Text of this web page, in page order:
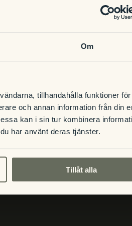
Om
tillhandahålla funktioner för
och annan information från din
kan i sin tur kombinera
har använt deras tjänster.
Tillåt alla